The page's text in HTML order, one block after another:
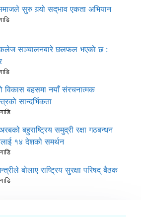
सुरु गर्‍यो सद्‌भाव एकता अभियान
कलेज सञ्चालनबारे छलफल भएकाे छ :
विकास बहसमा नयाँ संरचनात्मक
सान्दर्भिकता
बहुराष्ट्रिय समुद्री रक्षा गठबन्धन
१४ देशको समर्थन
बोलाए राष्ट्रिय सुरक्षा परिषद् बैठक